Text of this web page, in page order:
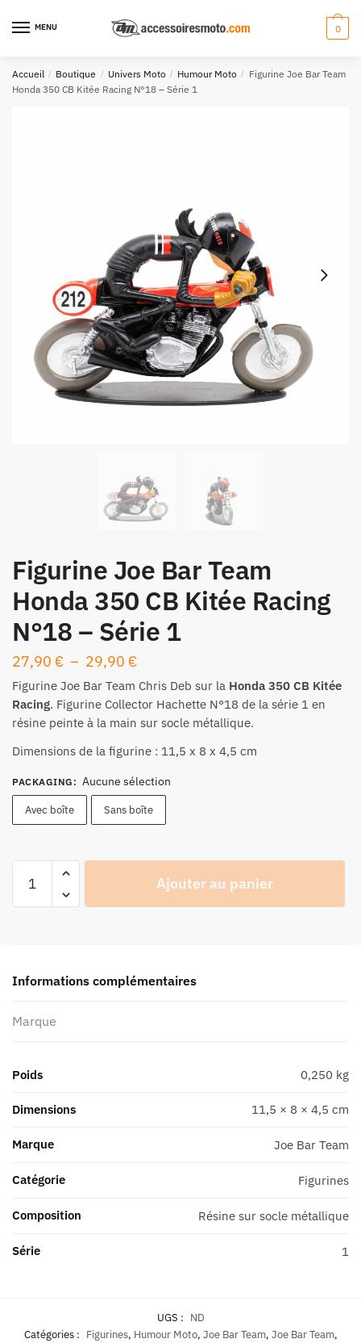
navigation
au
MENU 0
Accueil / Boutique / Univers Moto / Humour Moto /
Figurine Joe Bar Team
Honda 350 CB Kitée Racing N°18 – Série 1
Figurine Joe Bar Team
Honda 350 CB Kitée Racing
N°18 – Série 1
27,90 € – 29,90 €Plage
de
prix :
27,90 €
à
Figurine Joe Bar Team Chris Deb sur la Honda 350 CB Kitée
Racing. Figurine Collector Hachette N°18 de la série 1 en
résine peinte à la main sur socle métallique.
Dimensions de la figurine : 11,5 x 8 x 4,5 cm
PACKAGING : Aucune sélection
Avec boîte Sans boîte
Figurine
Honda
CB
N°18
1
Ajouter au panier
Informations complémentaires
Marque
Poids 0,250 kg
Dimensions 11,5 × 8 × 4,5 cm
Marque Joe Bar Team
Catégorie Figurines
Composition Résine sur socle métallique
Série 1
UGS : ND
Catégories : Figurines, Humour Moto, Joe Bar Team, Joe Bar Team,